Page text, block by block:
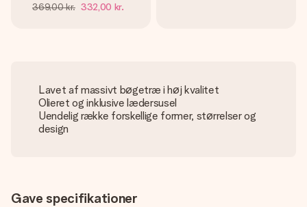
369,00 kr. 332,00 kr.
Lavet af massivt bøgetræ i høj kvalitet
Olieret og inklusive lædersusel
Uendelig række forskellige former, størrelser og
design
Gave specifikationer